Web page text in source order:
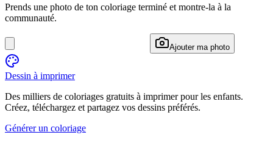
Prends une photo de ton coloriage terminé et montre-la à la
communauté.
Ajouter ma photo
Dessin à imprimer
Des milliers de coloriages gratuits à imprimer pour les enfants.
Créez, téléchargez et partagez vos dessins préférés.
Générer un coloriage